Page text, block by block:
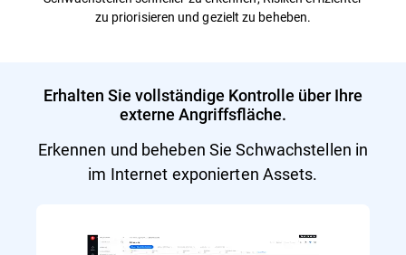
zu priorisieren und gezielt zu beheben.
Erhalten Sie vollständige Kontrolle über Ihre
externe Angriffsfläche.
Erkennen und beheben Sie Schwachstellen in
im Internet exponierten Assets.